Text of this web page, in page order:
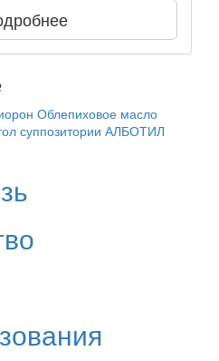
Облепиховое масло
суппозитории АЛБОТИЛ